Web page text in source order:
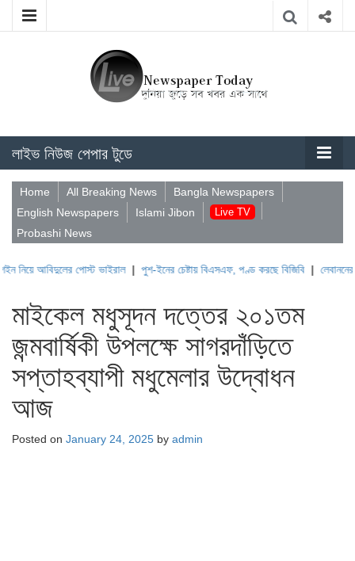
লাইভ নিউজ পেপার টুডে
Home All Breaking News
Bangla Newspapers
English Newspapers
Islami Jibon Live TV
Probashi News
পোস্ট ভাইরাল|পুশ-ইনের চেষ্টায় বিএসএফ, পণ্ড করছে বিজিবি|লেবাননের
মাইকেল মধুসূদন দত্তের ২০১তম
জন্মবার্ষিকী উপলক্ষে সাগরদাঁড়িতে
সপ্তাহব্যাপী মধুমেলার উদ্বোধন
আজ
Posted on January 24, 2025 by admin